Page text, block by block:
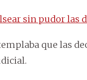
sin pudor las
que las